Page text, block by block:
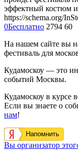
эффектный костюм
https://schema.org/
0Бесплатно 2794 60
На нашем сайте вы
фестиваль для
Кудамоскоу — это
событий Москвы.
Кудамоскоу в курсе
Если вы знаете о
нам!
Напомнить
Вы организатор